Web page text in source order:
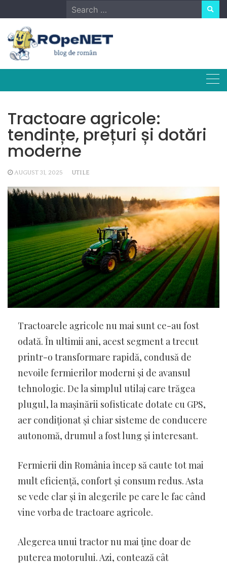
to
content
Search
for:
Tractoare agricole:
tendințe, prețuri și dotări
moderne
AUGUST 31, 2025 UTILE
Tractoarele agricole nu mai sunt ce-au fost
odată. În ultimii ani, acest segment a trecut
printr-o transformare rapidă, condusă de
nevoile fermierilor moderni și de avansul
tehnologic. De la simplul utilaj care trăgea
plugul, la mașinării sofisticate dotate cu GPS,
aer condiționat și chiar sisteme de conducere
autonomă, drumul a fost lung și interesant.
Fermierii din România încep să caute tot mai
mult eficiență, confort și consum redus. Asta
se vede clar și în alegerile pe care le fac când
vine vorba de tractoare agricole.
Alegerea unui tractor nu mai ține doar de
puterea motorului. Azi, contează cât